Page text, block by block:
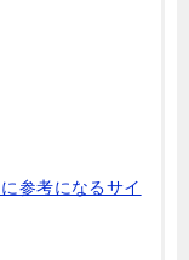
参考になるサイ